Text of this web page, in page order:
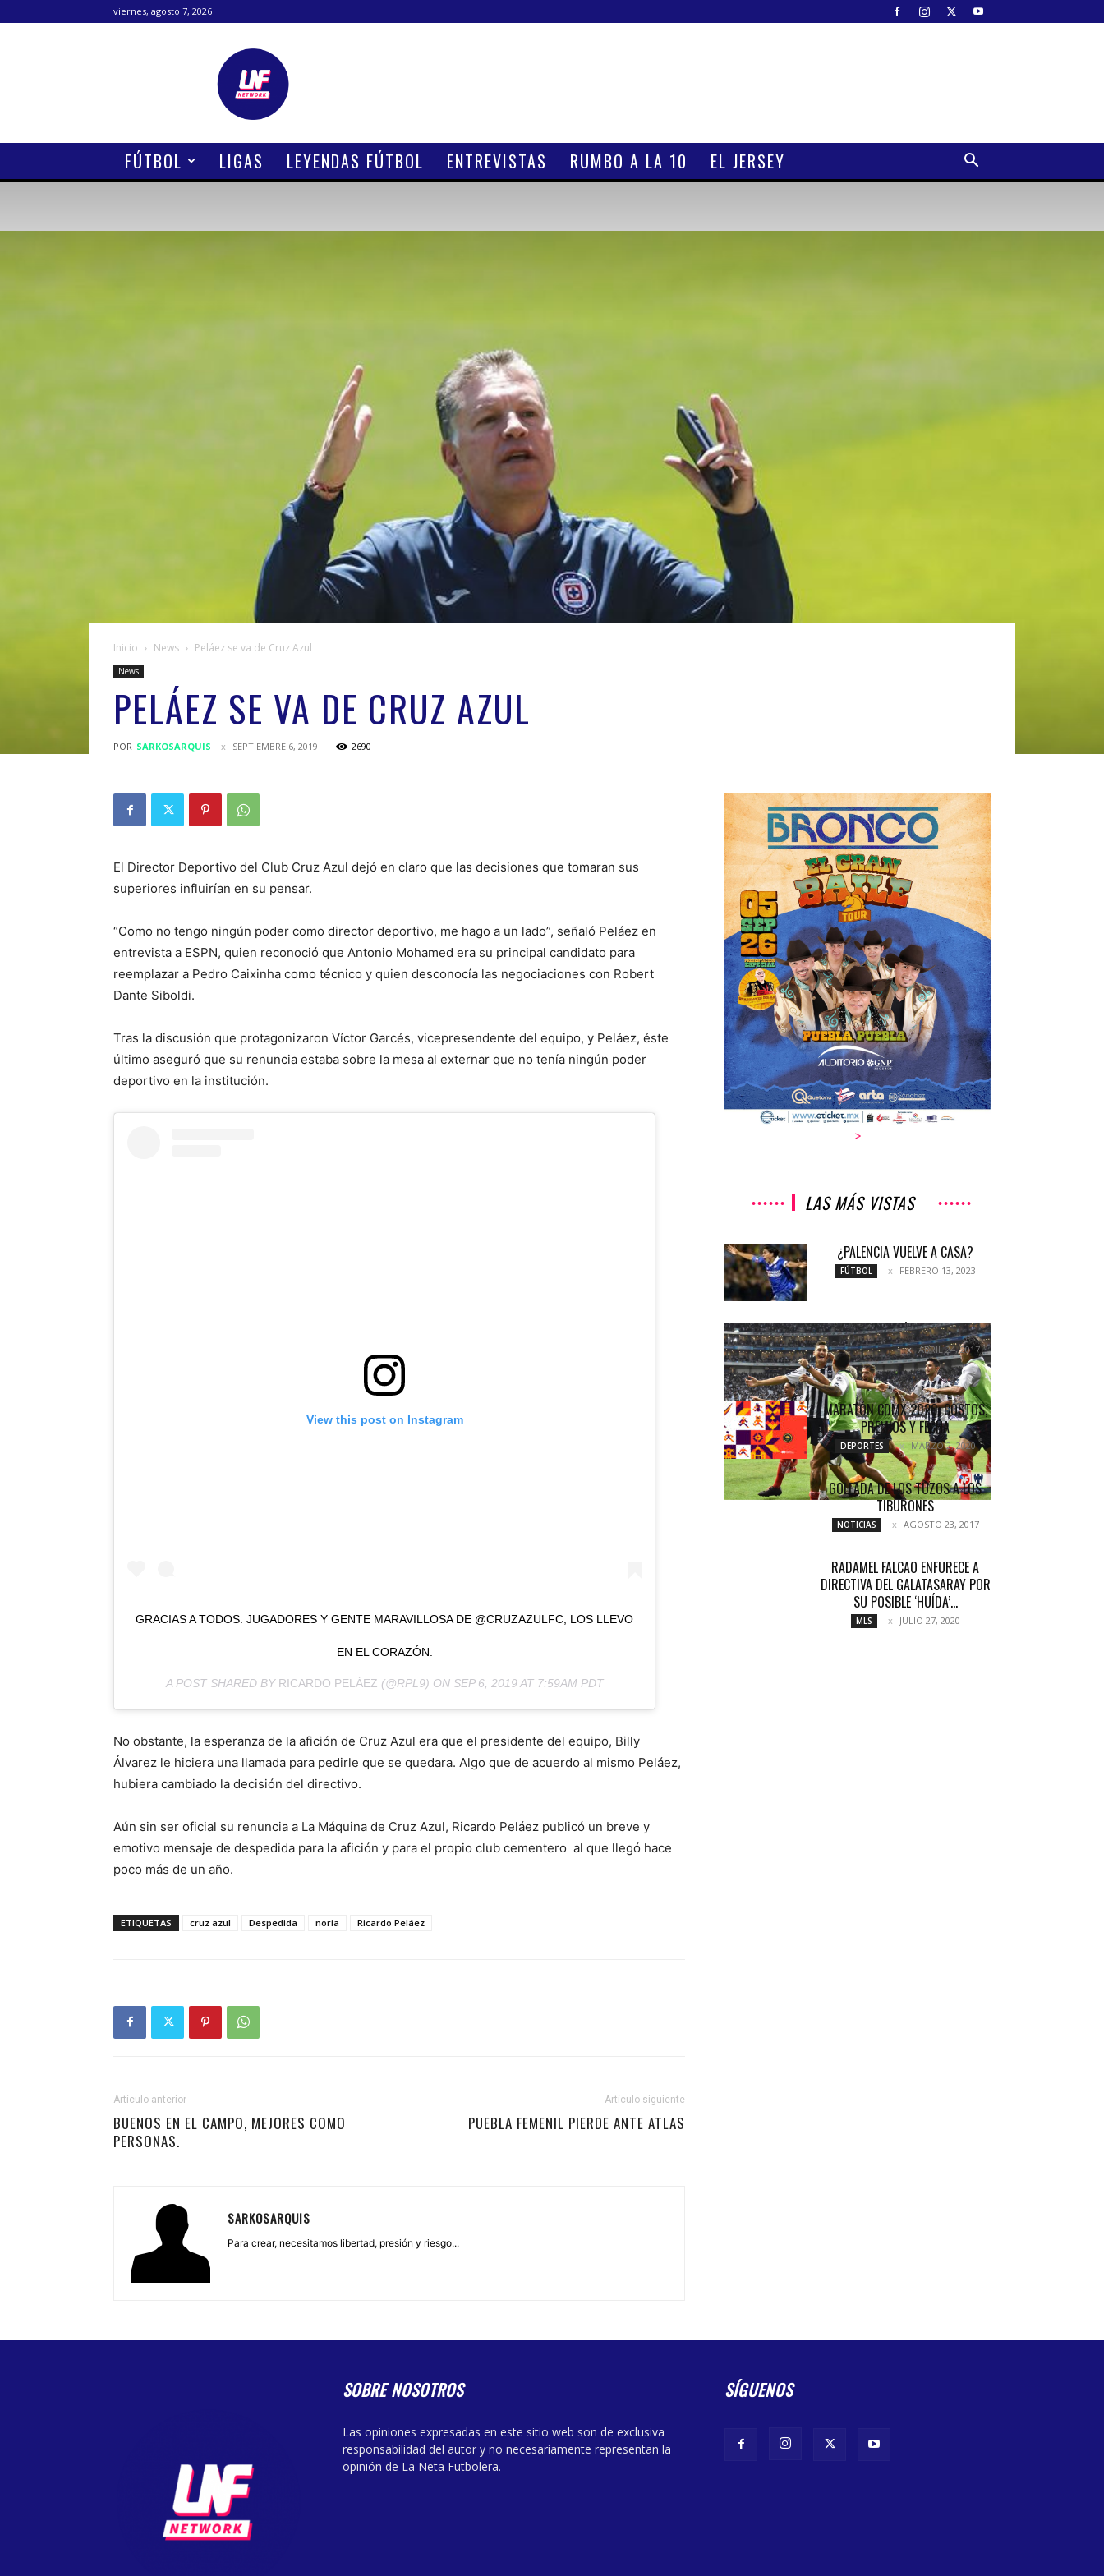
viernes, agosto 7, 2026
Lanetafutbolera
FÚTBOL LIGAS LEYENDAS FÚTBOL ENTREVISTAS RUMBO A LA 10 EL JERSEY
Inicio News Peláez se va de Cruz Azul
News
PELÁEZ SE VA DE CRUZ AZUL
POR SARKOSARQUIS SEPTIEMBRE 6, 2019 2690
El Director Deportivo del Club Cruz Azul dejó en claro que las decisiones que tomaran sus
superiores influirían en su pensar.
“Como no tengo ningún poder como director deportivo, me hago a un lado”, señaló Peláez en
entrevista a ESPN, quien reconoció que Antonio Mohamed era su principal candidato para
reemplazar a Pedro Caixinha como técnico y quien desconocía las negociaciones con Robert
Dante Siboldi.
Tras la discusión que protagonizaron Víctor Garcés, vicepresendente del equipo, y Peláez, éste
último aseguró que su renuncia estaba sobre la mesa al externar que no tenía ningún poder
deportivo en la institución.
View this post on Instagram
GRACIAS A TODOS. JUGADORES Y GENTE MARAVILLOSA DE @CRUZAZULFC, LOS LLEVO
EN EL CORAZÓN.
A POST SHARED BY RICARDO PELÁEZ (@RPL9) ON SEP 6, 2019 AT 7:59AM PDT
No obstante, la esperanza de la afición de Cruz Azul era que el presidente del equipo, Billy
Álvarez le hiciera una llamada para pedirle que se quedara. Algo que de acuerdo al mismo Peláez,
hubiera cambiado la decisión del directivo.
Aún sin ser oficial su renuncia a La Máquina de Cruz Azul, Ricardo Peláez publicó un breve y
emotivo mensaje de despedida para la afición y para el propio club cementero al que llegó hace
poco más de un año.
ETIQUETAS cruz azul Despedida noria Ricardo Peláez
Artículo anterior
BUENOS EN EL CAMPO, MEJORES COMO
PERSONAS.
Artículo siguiente
PUEBLA FEMENIL PIERDE ANTE ATLAS
SARKOSARQUIS
Para crear, necesitamos libertad, presión y riesgo...
>
LAS MÁS VISTAS
¿PALENCIA VUELVE A CASA?
FÚTBOL FEBRERO 13, 2023
RAYADÍSIMOS
COLUMNETAS ABRIL 24, 2017
MARATÓN CDMX 2020; COSTOS,
PREMIOS Y FECHA
DEPORTES MARZO 2, 2020
GOLEADA DE LOS TUZOS A LOS
TIBURONES
NOTICIAS AGOSTO 23, 2017
RADAMEL FALCAO ENFURECE A
DIRECTIVA DEL GALATASARAY POR
SU POSIBLE ‘HUÍDA’...
MLS JULIO 27, 2020
SOBRE NOSOTROS
Las opiniones expresadas en este sitio web son de exclusiva
responsabilidad del autor y no necesariamente representan la
opinión de La Neta Futbolera.
SÍGUENOS